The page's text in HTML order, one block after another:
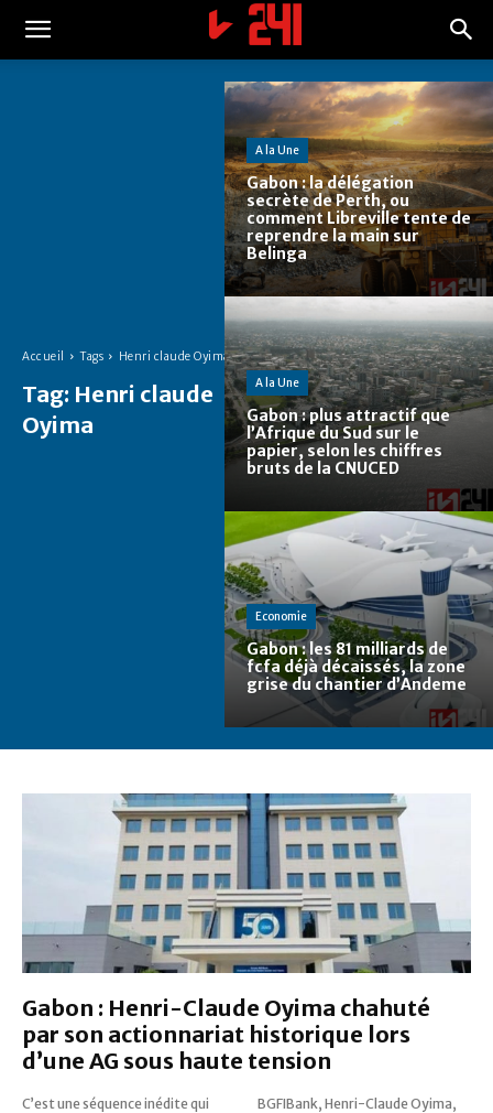
Accueil Tags Henri claude Oyima
Tag: Henri claude
Oyima
A la Une
Gabon : la délégation
secrète de Perth, ou
comment Libreville tente de
reprendre la main sur
Belinga
A la Une
Gabon : plus attractif que
l’Afrique du Sud sur le
papier, selon les chiffres
bruts de la CNUCED
Economie
Gabon : les 81 milliards de
fcfa déjà décaissés, la zone
grise du chantier d’Andeme
Gabon : Henri-Claude Oyima chahuté
par son actionnariat historique lors
d’une AG sous haute tension
C’est une séquence inédite qui
BGFIBank, Henri-Claude Oyima,